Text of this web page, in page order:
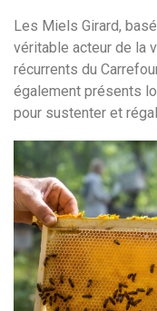
Les Miels Girard,
véritable acteur de la
récurrents du
également présents
pour sustenter et